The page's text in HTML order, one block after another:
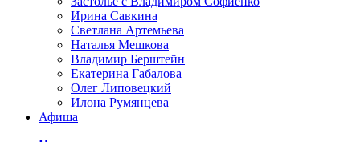
Ирина Савкина
Светлана Артемьева
Наталья Мешкова
Владимир Берштейн
Екатерина Габалова
Олег Липовецкий
Илона Румянцева
Афиша